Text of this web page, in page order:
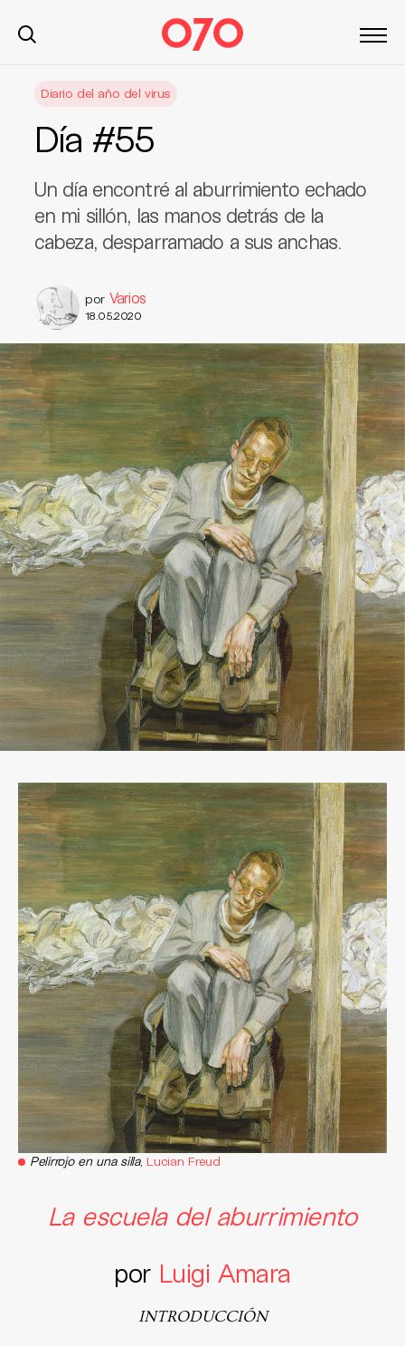
Diario del año del virus
Día #55
Un día encontré al aburrimiento echado
en mi sillón, las ma­nos detrás de la
cabeza, desparramado a sus anchas.
por Varios
18.05.2020
Pelirrojo en una silla, Lucian Freud
La escuela del aburrimiento
por Luigi Amara
INTRODUCCIÓN